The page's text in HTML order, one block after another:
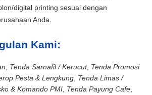
digital printing sesuai dengan
Anda.
Kami:
Tenda Sarnafil / Kerucut, Tenda Promosi
Pesta & Lengkung Tenda Limas /
& Komando PMI Tenda Payung Cafe